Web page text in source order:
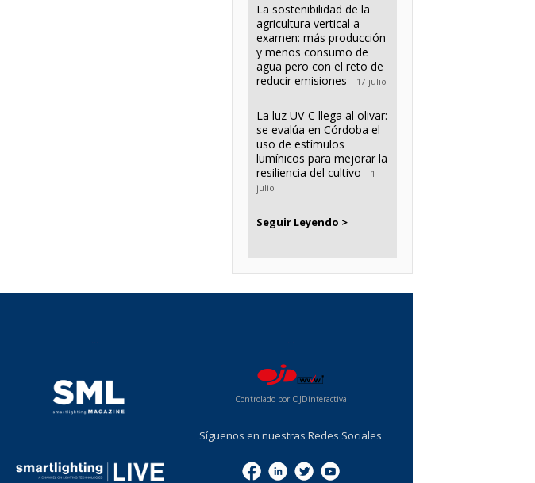
La sostenibilidad de la
agricultura vertical a
examen: más producción
y menos consumo de
agua pero con el reto de
reducir emisiones
17 julio
La luz UV-C llega al olivar:
se evalúa en Córdoba el
uso de estímulos
lumínicos para mejorar la
resiliencia del cultivo
1
julio
Seguir Leyendo >
Controlado por OJDinteractiva
Síguenos en nuestras Redes Sociales